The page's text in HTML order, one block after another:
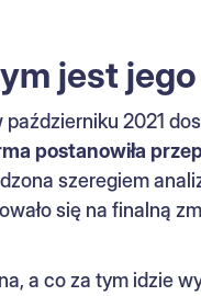
jest
2021
postanowiła
szeregiem
się na finalną
a co za tym idzie